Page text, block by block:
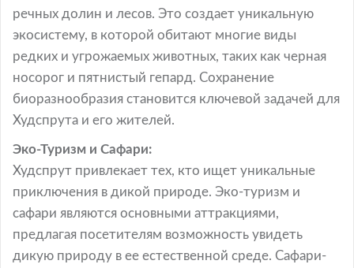
речных долин и лесов. Это создает уникальную
экосистему, в которой обитают многие виды
редких и угрожаемых животных, таких как черная
носорог и пятнистый гепард. Сохранение
биоразнообразия становится ключевой задачей для
Худспрута и его жителей.
Эко-Туризм и Сафари:
Худспрут привлекает тех, кто ищет уникальные
приключения в дикой природе. Эко-туризм и
сафари являются основными аттракциями,
предлагая посетителям возможность увидеть
дикую природу в ее естественной среде. Сафари-